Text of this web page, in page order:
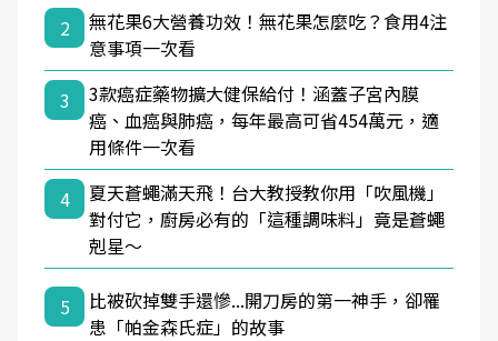
2
無花果6大營養功效！無花果怎麼吃？食用4注
意事項一次看
3
3款癌症藥物擴大健保給付！涵蓋子宮內膜
癌、血癌與肺癌，每年最高可省454萬元，適
用條件一次看
4
夏天蒼蠅滿天飛！台大教授教你用「吹風機」
對付它，廚房必有的「這種調味料」竟是蒼蠅
剋星～
5
比被砍掉雙手還慘...開刀房的第一神手，卻罹
患「帕金森氏症」的故事